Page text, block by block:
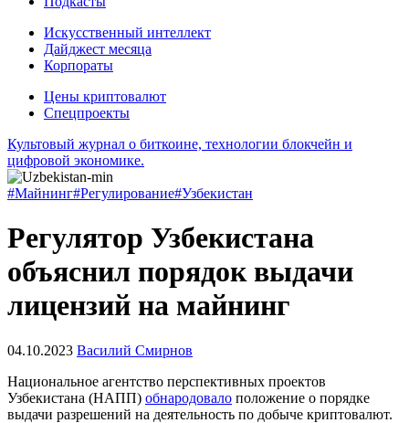
Искусственный интеллект
Дайджест месяца
Корпораты
Цены криптовалют
Спецпроекты
Культовый журнал о биткоине, технологии блокчейн и
цифровой экономике.
#Майнинг#Регулирование#Узбекистан
Регулятор Узбекистана
объяснил порядок выдачи
лицензий на майнинг
04.10.2023 Василий Смирнов
Национальное агентство перспективных проектов
Узбекистана (НАПП) обнародовало положение о порядке
выдачи разрешений на деятельность по добыче криптовалют.